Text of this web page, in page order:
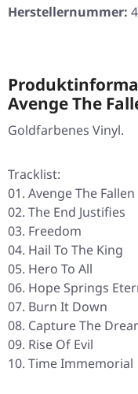
Herstellernummer:
Avenge The
Goldfarbenes Vinyl.
Tracklist:
01. Avenge The Fallen
02. The End Justifies
03. Freedom
04. Hail To The King
05. Hero To All
06. Hope Springs
07. Burn It Down
08. Capture The
09. Rise Of Evil
10. Time Immemorial